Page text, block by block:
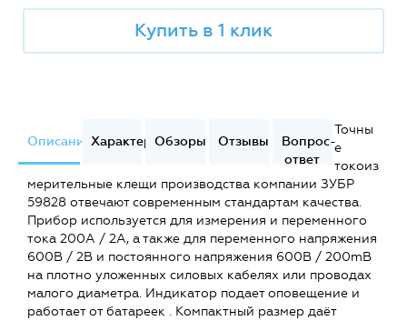
Купить в 1 клик
ОписаниеХарактеристики
Обзоры Отзывы
Вопрос-
ответ
Точны
е
токоиз
мерительные клещи производства компании ЗУБР
59828 отвечают современным стандартам качества.
Прибор используется для измерения и переменного
тока 200A / 2A, а также для переменного напряжения
600В / 2В и постоянного напряжения 600В / 200mВ
на плотно уложенных силовых кабелях или проводах
малого диаметра. Индикатор подает оповещение и
работает от батареек . Компактный размер даёт